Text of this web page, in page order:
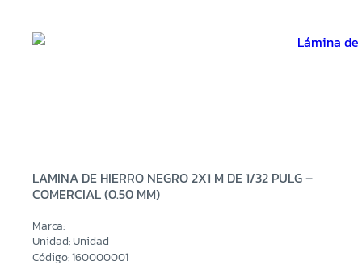
LAMINA DE HIERRO NEGRO 2X1 M DE 1/32 PULG –
COMERCIAL (0.50 MM)
Marca:
Unidad: Unidad
Código: 160000001